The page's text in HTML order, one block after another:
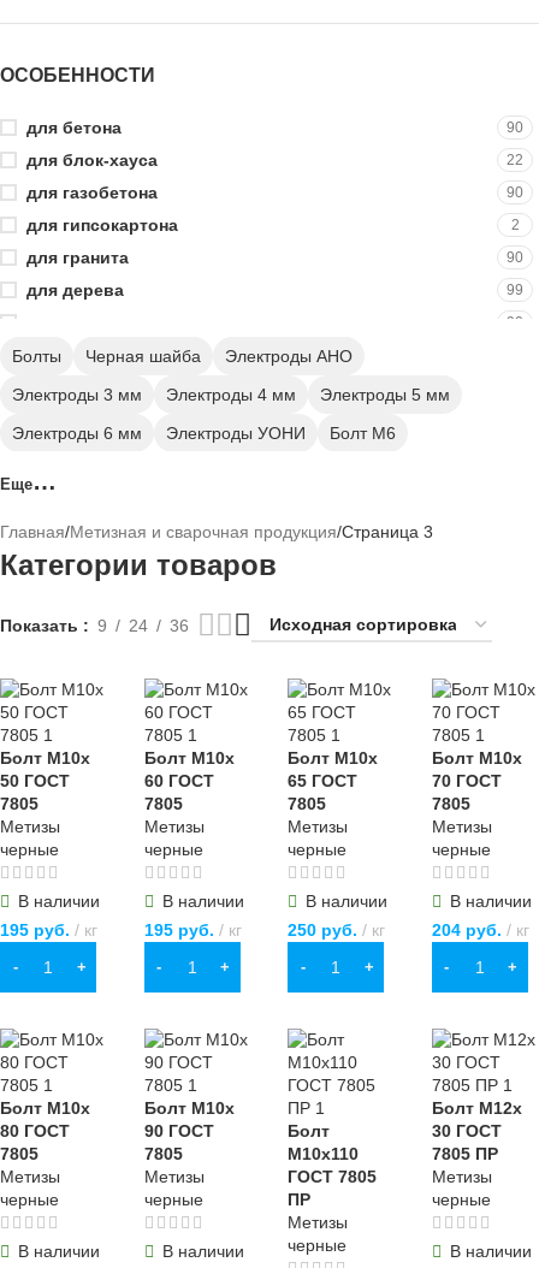
180 мм
1000 мм 9
ОСОБЕННОСТИ
для бетона 90
для блок-хауса 22
для газобетона 90
для гипсокартона 2
для гранита 90
для дерева 99
90
для металла
шестигранная гайка
Болты Черная шайба
Электроды АНО
Электроды 3 мм
Электроды 4 мм
Электроды 5 мм
Электроды 6 мм
Электроды УОНИ
Болт М6
Гровер (шайбы пружинные)
Дюбель-гвозди с потайным бортиком
Дюбель с шурупом диаметром 8 мм
Дюбель-гвозди с грибовидным бортиком
Саморезы по дереву
Саморезы по металлу
Саморезы для гипсокартона
Кровельные саморезы с прессшайбой и сверлом
Саморезы для фасадных работ
Саморезы для забора из профлиста
Резьбовые шпильки 1000 мм
Гайки зубчатые
Гвозди толевые
Дюбели распорные
Гайки колпачковые
Еще
Главная Метизная и сварочная продукция Страница 3
Категории товаров
Показать 9 24 36
Болт М10х
50 ГОСТ
7805
Метизы
черные
В наличии
195 руб. кг
В КОРЗИНУ
Болт М10х
60 ГОСТ
7805
Метизы
черные
В наличии
195руб. кг
В КОРЗИНУ
Болт М10х
65 ГОСТ
7805
Метизы
черные
В наличии
250 руб. кг
В КОРЗИНУ
Болт М10х
70 ГОСТ
7805
Метизы
черные
В наличии
204руб. кг
В КОРЗИНУ
Болт М10х
80 ГОСТ
7805
Метизы
черные
В наличии
Болт М10х
90 ГОСТ
7805
Метизы
черные
В наличии
Болт
М10х110
ГОСТ 7805
ПР
Метизы
черные
Болт М12х
30 ГОСТ
7805 ПР
Метизы
черные
В наличии